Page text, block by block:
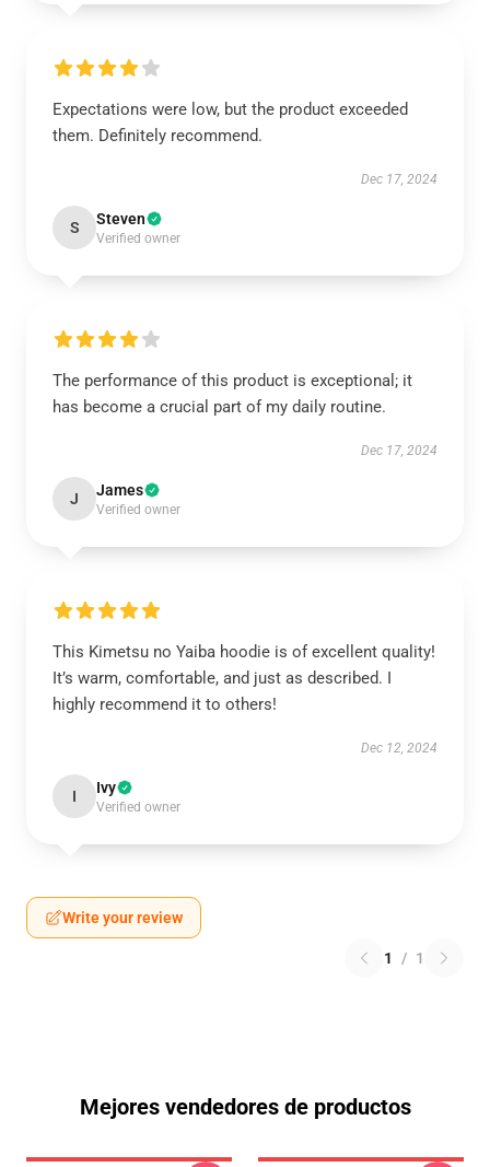
Expectations were low, but the product exceeded
them. Definitely recommend.
Dec 17, 2024
S Steven
Verified owner
The performance of this product is exceptional; it
has become a crucial part of my daily routine.
Dec 17, 2024
J James
Verified owner
This Kimetsu no Yaiba hoodie is of excellent quality!
It’s warm, comfortable, and just as described. I
highly recommend it to others!
Dec 12, 2024
I Ivy
Verified owner
Write your review
1 / 1
Mejores vendedores de productos